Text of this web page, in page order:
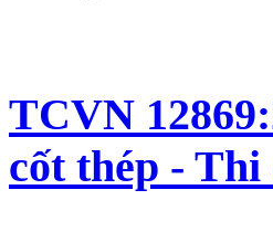
TCVN
cốt thép - Thi